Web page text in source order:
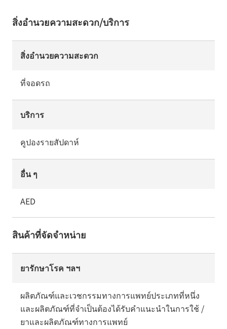
สิ่งอำนวยความสะดวก/บริการ
สิ่งอำนวยความสะดวก
ที่จอดรถ
บริการ
คูปองรายสัปดาห์
อื่น ๆ
AED
สินค้าที่จัดจำหน่าย
ยารักษาโรค ฯลฯ
ผลิตภัณฑ์และเวชกรรมทางการแพทย์ประเภทที่หนึ่ง
และผลิตภัณฑ์ที่จำเป็นต้องได้รับคำแนะนำในการใช้ /
ยาและผลิตภัณฑ์ทางการแพทย์